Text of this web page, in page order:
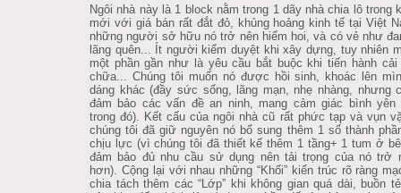
Ngôi nhà này là 1 block nằm trong 1 dãy nhà chia lô trong
mới với giá bán rất đắt đỏ, khủng hoảng kinh tế tại Việt
những người sở hữu nó trở nên hiếm hoi, và có vẻ như
lãng quên... Ít người kiểm duyệt khi xây dựng, tuy nhiên
một phần gần như là yêu cầu bắt buộc khi tiến hành
chữa... Chúng tôi muốn nó được hồi sinh, khoác lên
dáng khác (đầy sức sống, lãng mạn, nhẹ nhàng, nhưng
đảm bảo các vấn đề an ninh, mang cảm giác bình yên
trong đó). Kết cấu của ngôi nhà cũ rất phức tạp và vụn
chúng tôi đã giữ nguyên nó bổ sung thêm 1 số thành
chịu lực (vì chúng tôi đã thiết kế thêm 1 tầng+ 1 tum ở
đảm bảo đủ nhu cầu sử dụng nên tải trọng của nó trở
hơn). Cộng lại với nhau những “Khối” kiến trúc rõ ràng
chia tách thêm các “Lớp” khi không gian quá dài, buồn